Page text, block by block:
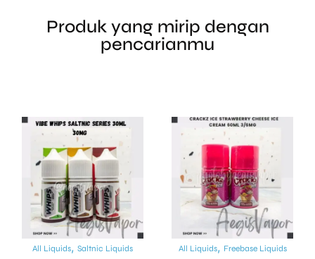
Produk yang mirip dengan
pencarianmu
All Liquids, Saltnic Liquids All Liquids, Freebase Liquids